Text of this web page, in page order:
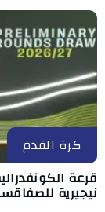
كرة القدم
قرعة
نيجيرية